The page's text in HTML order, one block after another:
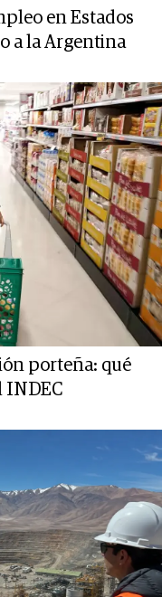
en Estados
a la Argentina
porteña: qué
INDEC